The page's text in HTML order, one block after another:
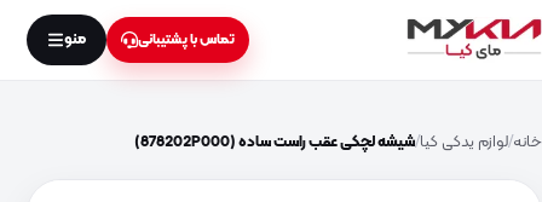
تماس با پشتیبانی منو
خانه لوازم یدکی کیا شیشه لچکی عقب راست ساده (878202P000)